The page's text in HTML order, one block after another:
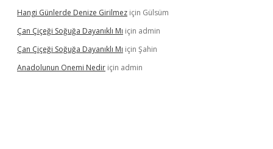
Hangi Günlerde Denize Girilmez için Gülsüm
Çan Çiçeği Soğuğa Dayanıklı Mı için admin
Çan Çiçeği Soğuğa Dayanıklı Mı için Şahin
Anadolunun Onemi Nedir için admin